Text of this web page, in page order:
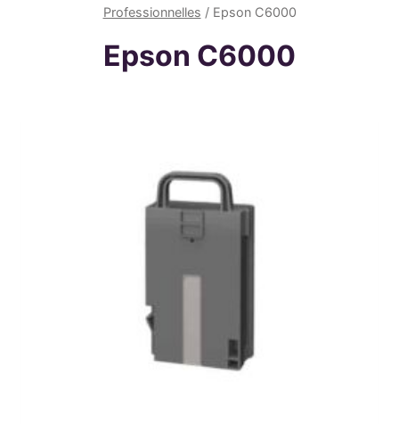
Professionnelles / Epson C6000
Epson C6000